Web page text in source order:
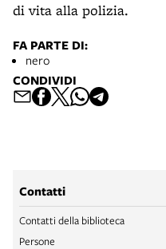
di vita alla polizia.
FA PARTE DI:
nero
CONDIVIDI
Contatti
Contatti della biblioteca
Persone